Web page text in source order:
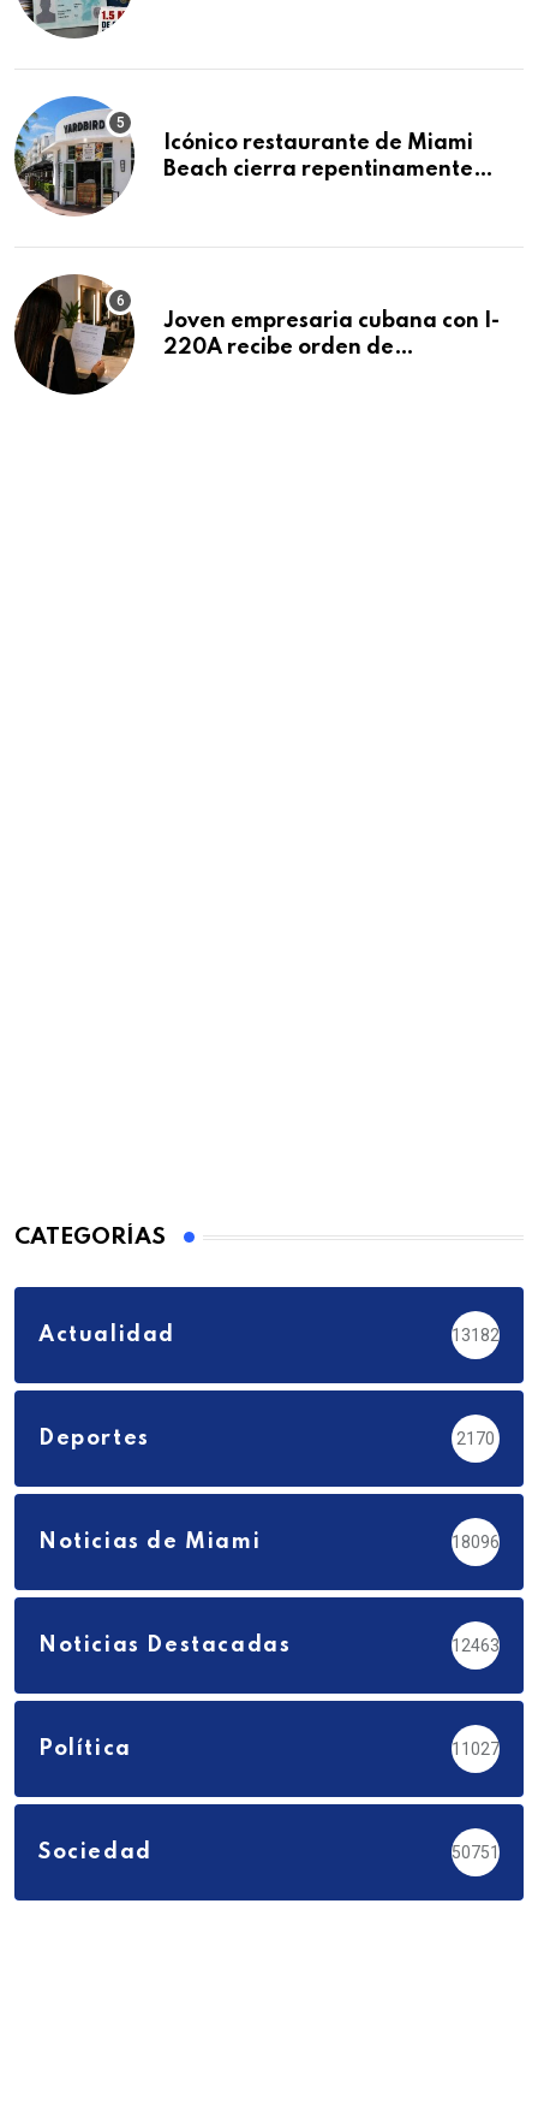
Icónico restaurante de Miami
Beach cierra repentinamente
Joven empresaria cubana con I-
220A recibe orden de
CATEGORÍAS
Actualidad 13182
Deportes 2170
Noticias de Miami 18096
Noticias Destacadas 12463
Política 11027
Sociedad 50751